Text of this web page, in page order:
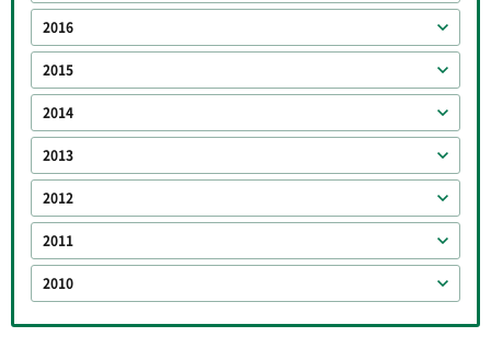
2016
2015
2014
2013
2012
2011
2010